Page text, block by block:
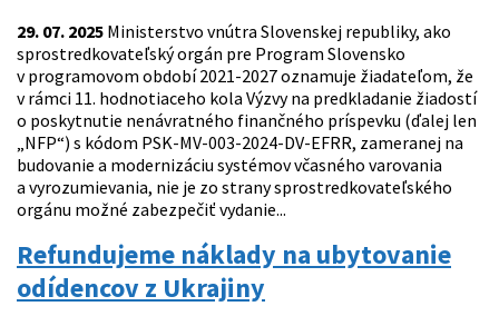
29. 07. 2025 Ministerstvo vnútra Slovenskej republiky, ako
sprostredkovateľský orgán pre Program Slovensko
v programovom období 2021-2027 oznamuje žiadateľom, že
v rámci 11. hodnotiaceho kola Výzvy na predkladanie žiadostí
o poskytnutie nenávratného finančného príspevku (ďalej len
„NFP“) s kódom PSK-MV-003-2024-DV-EFRR, zameranej na
budovanie a modernizáciu systémov včasného varovania
a vyrozumievania, nie je zo strany sprostredkovateľského
orgánu možné zabezpečiť vydanie...
Refundujeme náklady na ubytovanie
odídencov z Ukrajiny